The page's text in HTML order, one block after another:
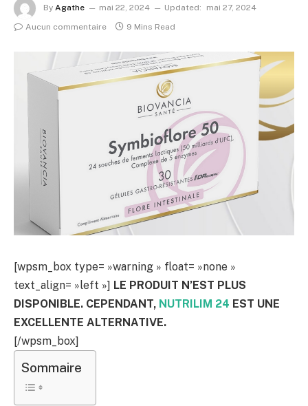
By Agathe mai 22, 2024 Updated:
mai 27, 2024
Aucun commentaire
9 Mins Read
[wpsm_box type= »warning » float= »none »
text_align= »left »] LE PRODUIT N’EST PLUS
DISPONIBLE. CEPENDANT, NUTRILIM 24 EST UNE
EXCELLENTE ALTERNATIVE.
[/wpsm_box]
Sommaire